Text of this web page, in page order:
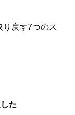
り戻す7つのス
た